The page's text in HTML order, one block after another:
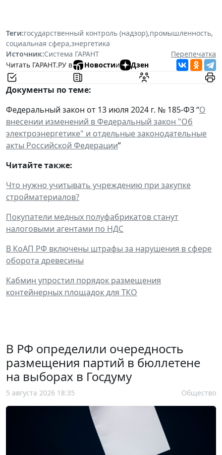
Теги:государственный контроль (надзор),промышленность,
социальная сфера,энергетика
Источник:Система ГАРАНТ
Перепечатка
Читать ГАРАНТ.РУ в
Новостии Дзен
Документы по теме:
Федеральный закон от 13 июля 2024 г. № 185-ФЗ “О
внесении изменений в Федеральный закон "Об
электроэнергетике" и отдельные законодательные
акты Российской Федерации”
Читайте также:
Что нужно учитывать учреждению при закупке
стройматериалов?
Покупатели медных полуфабрикатов станут
налоговыми агентами по НДС
В КоАП РФ включены штрафы за нарушения в сфере
оборота древесины
Кабмин упростил порядок размещения
контейнерных площадок для ТКО
В РФ определили очередность
размещения партий в бюллетене
на выборах в Госдуму
5 августа 2026 18:35 Общество